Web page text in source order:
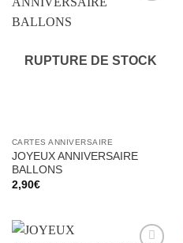
RUPTURE DE STOCK
CARTES ANNIVERSAIRE
JOYEUX ANNIVERSAIRE
BALLONS
2,90€